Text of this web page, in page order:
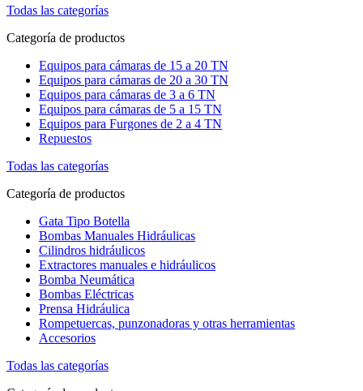
Todas las categorías
Categoría de productos
Equipos para cámaras de 15 a 20 TN
Equipos para cámaras de 20 a 30 TN
Equipos para cámaras de 3 a 6 TN
Equipos para cámaras de 5 a 15 TN
Equipos para Furgones de 2 a 4 TN
Repuestos
Todas las categorías
Categoría de productos
Gata Tipo Botella
Bombas Manuales Hidráulicas
Cilindros hidráulicos
Extractores manuales e hidráulicos
Bomba Neumática
Bombas Eléctricas
Prensa Hidráulica
Rompetuercas, punzonadoras y otras herramientas
Accesorios
Todas las categorías